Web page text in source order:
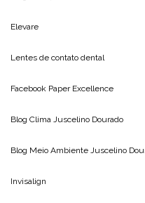
Elevare
Lentes de contato dental
Facebook Paper Excellence
Blog Clima Juscelino Dourado
Blog Meio Ambiente Juscelino
Invisalign